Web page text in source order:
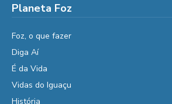
Planeta Foz
Foz, o que fazer
Diga Aí
É da Vida
Vidas do Iguaçu
História